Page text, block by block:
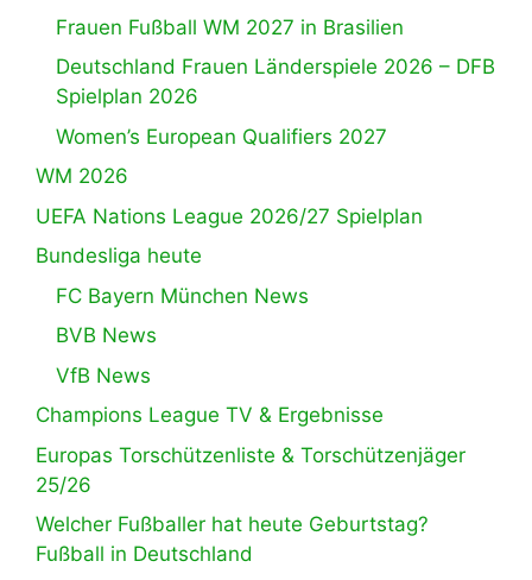
Frauen Fußball WM 2027 in Brasilien
Deutschland Frauen Länderspiele 2026 – DFB
Spielplan 2026
Women’s European Qualifiers 2027
WM 2026
UEFA Nations League 2026/27 Spielplan
Bundesliga heute
FC Bayern München News
BVB News
VfB News
Champions League TV & Ergebnisse
Europas Torschützenliste & Torschützenjäger
25/26
Welcher Fußballer hat heute Geburtstag?
Fußball in Deutschland